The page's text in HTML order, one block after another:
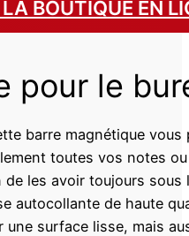
BOUTIQUE EN
pour le
barre magnétique vous
toutes vos notes
les avoir toujours sous
autocollante de haute
surface lisse, mais